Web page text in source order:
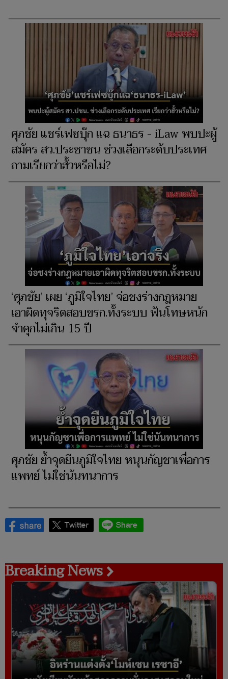
ศุภชัย แชร์เฟซบุ๊ก แฉ ธนาธร - iLaw พบปะผู้
สมัคร สว.ประชาชน ช่วงเลือกระดับประเทศ
ถามเรียกว่าฮั้วหรือไม่?
‘ศุภชัย’ เผย ‘ภูมิใจไทย’ จ่อชงร่างกฎหมาย
เอาผิดทุจริตสอบขรก.ทั้งระบบ ฟันโทษหนัก
จำคุกไม่เกิน 15 ปี
ศุภชัย ย้ำจุดยืนภูมิใจไทย หนุนกัญชาเพื่อการ
แพทย์ ไม่ใช่นันทนาการ
Breaking News